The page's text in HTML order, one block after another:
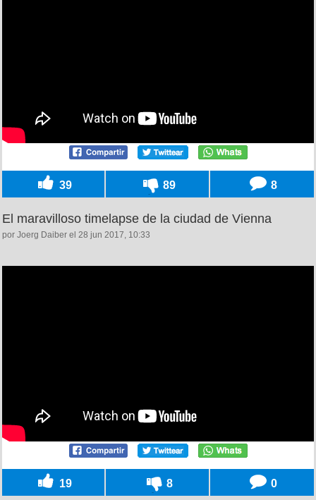
39 89 8
El maravilloso timelapse de la ciudad de Vienna
por Joerg Daiber el 28 jun 2017, 10:33
19 8 0